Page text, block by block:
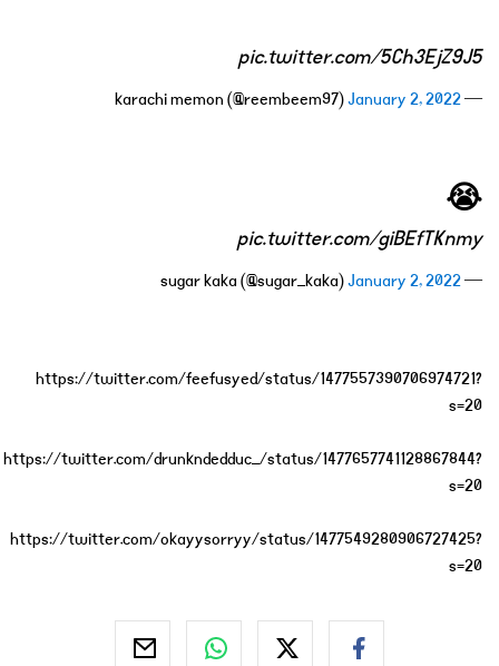
pic.twitter.com/5Ch3EjZ9J5
— karachi memon (@reembeem97)
January 2, 2022
😭
pic.twitter.com/giBEfTKnmy
— sugar kaka (@sugar_kaka)
January 2, 2022
https://twitter.com/feefusyed/status/1477557390706974721?
s=20
https://twitter.com/drunkndedduc_/status/1477657741128867844?
s=20
https://twitter.com/okayysorryy/status/1477549280906727425?
s=20